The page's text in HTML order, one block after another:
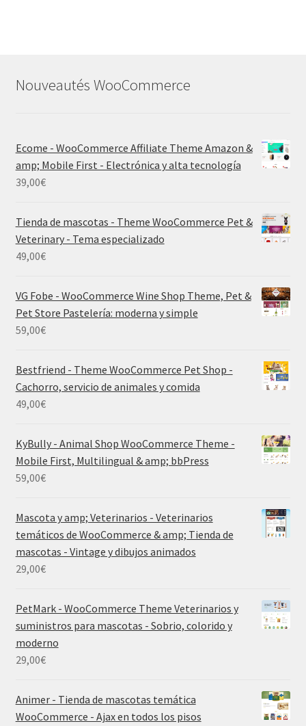
Nouveautés WooCommerce
Ecome - WooCommerce Affiliate Theme Amazon &
amp; Mobile First - Electrónica y alta tecnología
39,00€
Tienda de mascotas - Theme WooCommerce Pet &
Veterinary - Tema especializado
49,00€
VG Fobe - WooCommerce Wine Shop Theme, Pet &
Pet Store Pastelería: moderna y simple
59,00€
Bestfriend - Theme WooCommerce Pet Shop -
Cachorro, servicio de animales y comida
49,00€
KyBully - Animal Shop WooCommerce Theme -
Mobile First, Multilingual & amp; bbPress
59,00€
Mascota y amp; Veterinarios - Veterinarios
temáticos de WooCommerce & amp; Tienda de
mascotas - Vintage y dibujos animados
29,00€
PetMark - WooCommerce Theme Veterinarios y
suministros para mascotas - Sobrio, colorido y
moderno
29,00€
Animer - Tienda de mascotas temática
WooCommerce - Ajax en todos los pisos